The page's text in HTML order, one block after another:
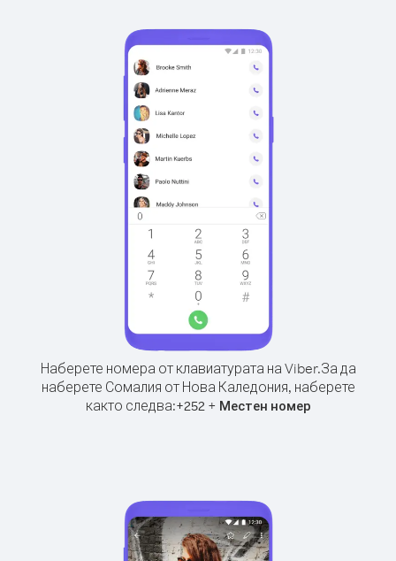
Наберете номера от клавиатурата на Viber.За да
наберете Сомалия от Нова Каледония, наберете
както следва:+252+ Местен номер